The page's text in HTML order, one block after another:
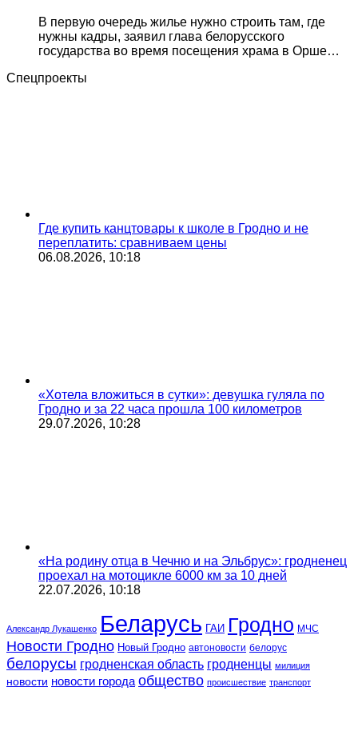
В первую очередь жилье нужно строить там, где
нужны кадры, заявил глава белорусского
государства во время посещения храма в Орше…
Спецпроекты
Где купить канцтовары к школе в Гродно и не
переплатить: сравниваем цены
06.08.2026, 10:18
«Хотела вложиться в сутки»: девушка гуляла по
Гродно и за 22 часа прошла 100 километров
29.07.2026, 10:28
«На родину отца в Чечню и на Эльбрус»: гродненец
проехал на мотоцикле 6000 км за 10 дней
22.07.2026, 10:18
Александр Лукашенко Беларусь ГАИ Гродно МЧС
Новости Гродно Новый Гродно автоновости белорус
белорусы гродненская область гродненцы милиция
новости новости города общество происшествие транспорт